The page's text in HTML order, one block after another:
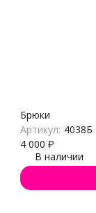
Брюки
Артикул: 4038Б
4 000 ₽
В наличии